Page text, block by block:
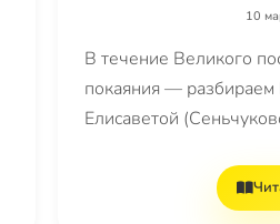
10
В течение Великого
покаяния — разбираем
Елисаветой